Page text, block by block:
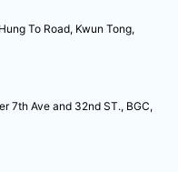
To Road, Kwun Tong,
7th Ave and 32nd ST., BGC,